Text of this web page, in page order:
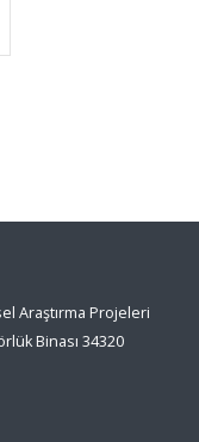
Araştırma Projeleri
Binası 34320